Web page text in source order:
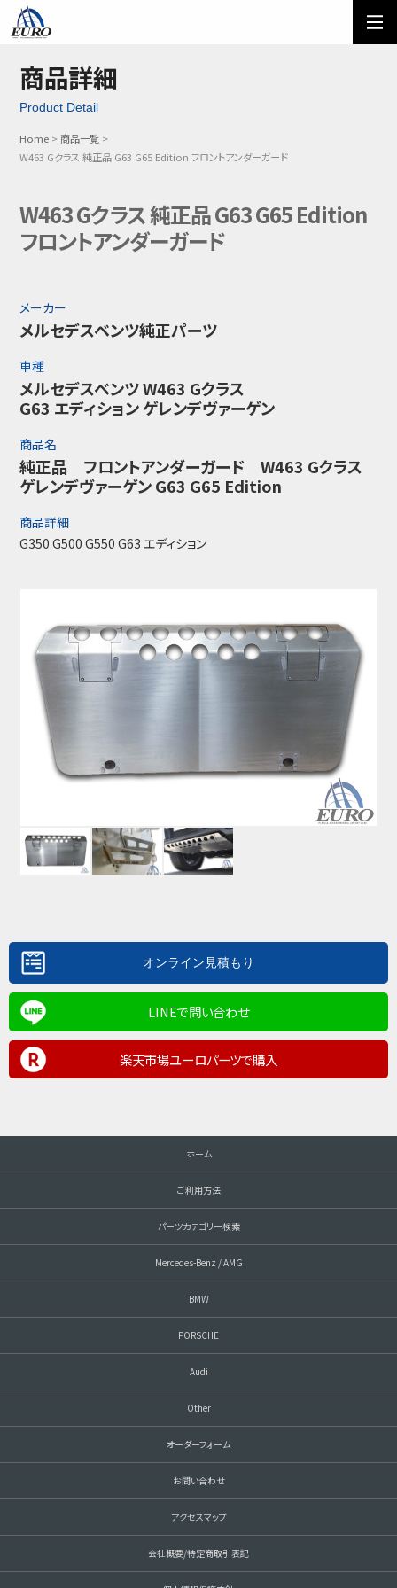
ご利用方法
メール問い合わせ
03-5674-7742
商品詳細
Product Detail
Home
商品一覧
W463 Gクラス 純正品 G63 G65 Edition フロントアンダーガード
W463 Gクラス 純正品 G63 G65 Edition
フロントアンダーガード
メーカー
メルセデスベンツ純正パーツ
車種
メルセデスベンツ W463 Gクラス
G63 エディション ゲレンデヴァーゲン
商品名
純正品 フロントアンダーガード W463 Gクラス
ゲレンデヴァーゲン G63 G65 Edition
商品詳細
G350 G500 G550 G63 エディション
LINEで問い合わせ
楽天市場ユーロパーツで購入
ホーム
ご利用方法
パーツカテゴリー検索
Mercedes-Benz / AMG
BMW
PORSCHE
Audi
Other
オーダーフォーム
お問い合わせ
アクセスマップ
会社概要/特定商取引表記